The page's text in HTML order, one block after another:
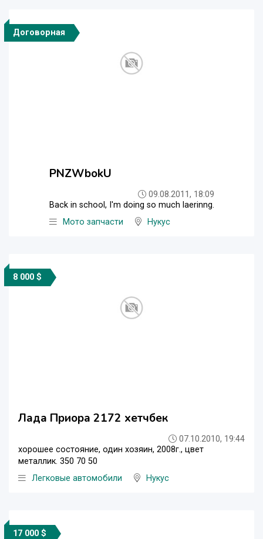
Договорная
PNZWbokU
09.08.2011, 18:09
Back in school, I'm doing so much laerinng.
Мото запчасти
Нукус
8 000 $
Лада Приора 2172 хетчбек
07.10.2010, 19:44
хорошее состояние, один хозяин, 2008г., цвет
металлик. 350 70 50
Легковые автомобили
Нукус
17 000 $